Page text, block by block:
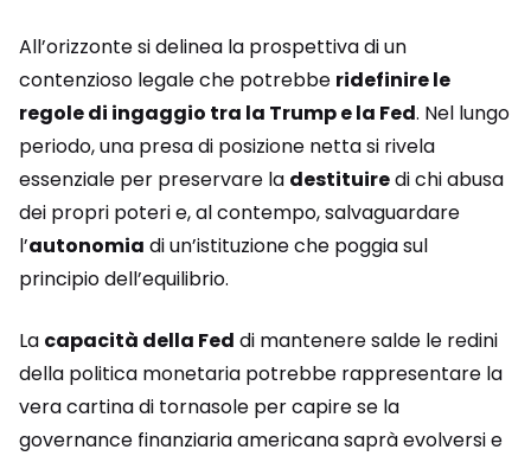
All’orizzonte si delinea la prospettiva di un
contenzioso legale che potrebbe ridefinire le
regole di ingaggio tra la Trump e la Fed. Nel lungo
periodo, una presa di posizione netta si rivela
essenziale per preservare la destituiredi chi abusa
dei propri poteri e, al contempo, salvaguardare
l’autonomia di un’istituzione che poggia sul
principio dell’equilibrio.
La capacità della Fed di mantenere salde le redini
della politica monetaria potrebbe rappresentare la
vera cartina di tornasole per capire se la
governance finanziaria americana saprà evolversi e